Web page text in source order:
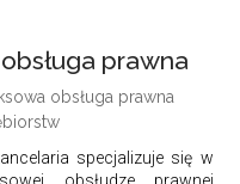
prawna
obsługa prawna
specjalizuje się w
obsłudze prawnej